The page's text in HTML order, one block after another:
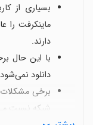
بسیاری از
ماینکرفت را
دارند.
با این حال
دانلود
برخی مشکلات
شبکه نسبت